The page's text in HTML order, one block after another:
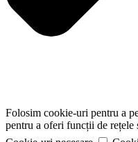
Folosim cookie-uri pentru a
pentru a oferi funcții de rețele